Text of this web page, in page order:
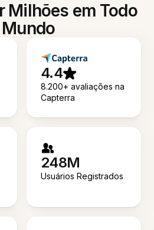
Milhões em Todo
4.4
8.200+ avaliações na
Capterra
248M
Usuários Registrados